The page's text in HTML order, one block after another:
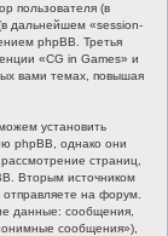
пользователя (в
дальнейшем «session-
phpBB. Третья
«CG in Games» и
вами темах, повышая
установить
phpBB, однако они
страниц,
Вторым источником
на форум.
данные: сообщения,
сообщения»),